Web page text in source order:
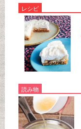
レシピ
読み物